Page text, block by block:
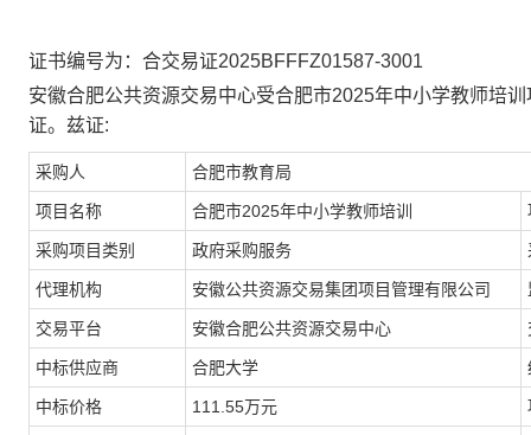
证书编号为：合交易证2025BFFFZ01587-3001
安徽合肥公共资源交易中心受合肥市2025年中小学教师培
证。兹证:
采购人 合肥市教育局
项目名称 合肥市2025年中小学教师培训
采购项目类别 政府采购服务
代理机构 安徽公共资源交易集团项目管理有限公司
交易平台 安徽合肥公共资源交易中心
中标供应商 合肥大学
中标价格 111.55万元